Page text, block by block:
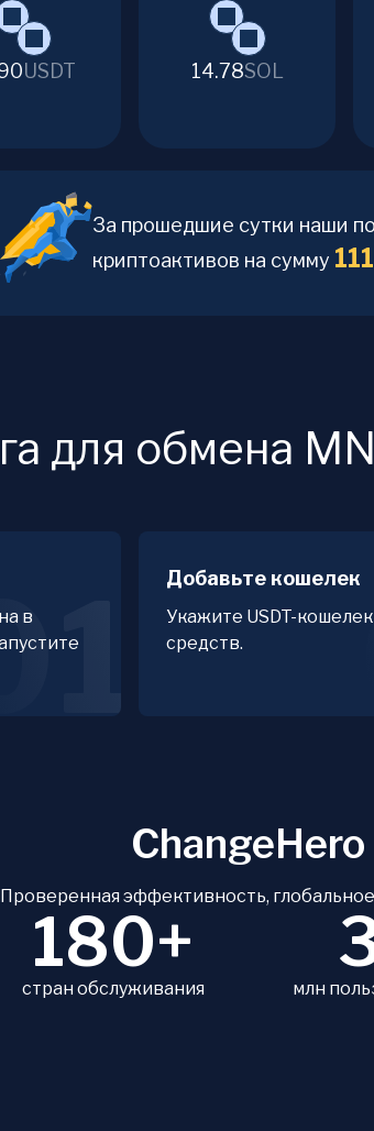
USDT 14.78SOL
За прошедшие сутки наши
криптоактивов на сумму
для обмена
в
Добавьте кошелек
Укажите USDT-
средств.
Проверенная эффективность,
180+
стран обслуживания млн